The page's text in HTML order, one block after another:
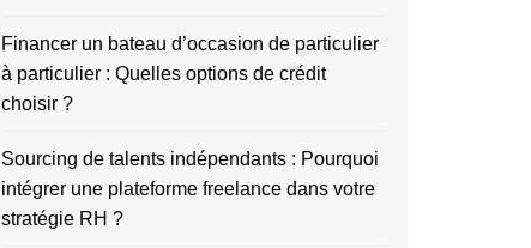
Financer un bateau d’occasion de particulier
à particulier : Quelles options de crédit
choisir ?
Sourcing de talents indépendants : Pourquoi
intégrer une plateforme freelance dans votre
stratégie RH ?